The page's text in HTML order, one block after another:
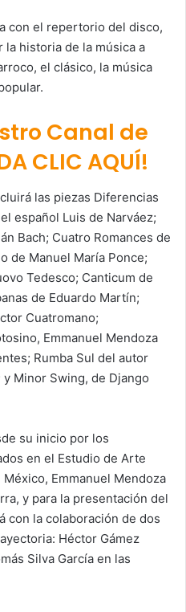
con el repertorio del disco,
historia de la música a
el clásico, la música
Canal de
CLIC AQUÍ!
las piezas Diferencias
español Luis de Narváez;
Bach; Cuatro Romances de
de Manuel María Ponce;
Tedesco; Canticum de
de Eduardo Martín;
Cuatromano;
Emmanuel Mendoza
Rumba Sul del autor
Minor Swing, de Django
su inicio por los
en el Estudio de Arte
Emmanuel Mendoza
y para la presentación del
con la colaboración de dos
Héctor Gámez
Silva García en las